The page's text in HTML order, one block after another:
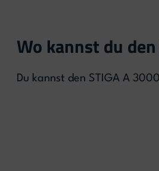
Wo kannst du
Du kannst den STIGA A